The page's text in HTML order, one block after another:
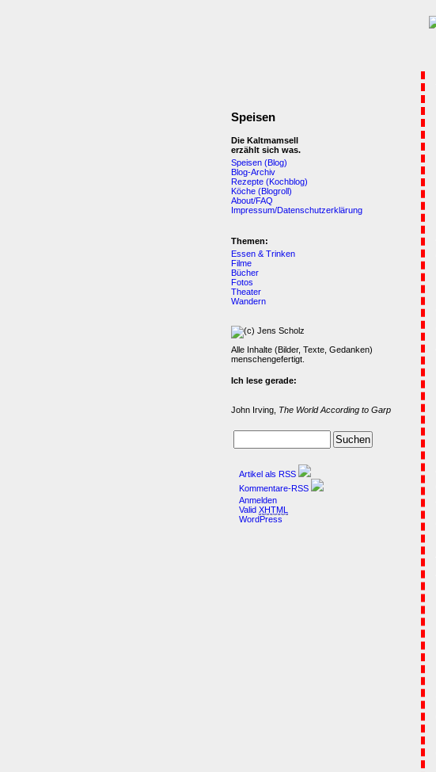
Speisen
Die Kaltmamsell
erzählt sich was.
Speisen (Blog)
Blog-Archiv
Rezepte (Kochblog)
Köche (Blogroll)
About/FAQ
Impressum/Datenschutzerklärung
Themen:
Essen & Trinken
Filme
Bücher
Fotos
Theater
Wandern
Alle Inhalte (Bilder, Texte, Gedanken)
menschengefertigt.
Ich lese gerade:
John Irving, The World According to Garp
Artikel als RSS
Kommentare-RSS
Anmelden
Valid XHTML
WordPress